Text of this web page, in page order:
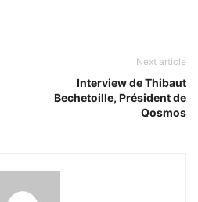
Next article
Interview de Thibaut
Bechetoille, Président de
Qosmos